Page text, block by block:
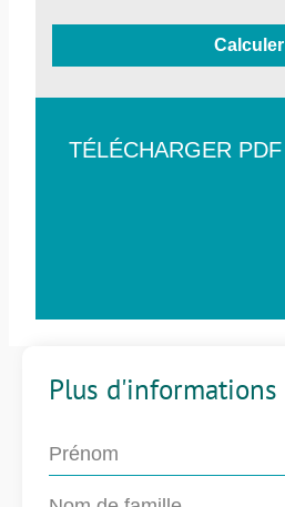
Calculer
TÉLÉCHARGER PDF
Plus d'informations